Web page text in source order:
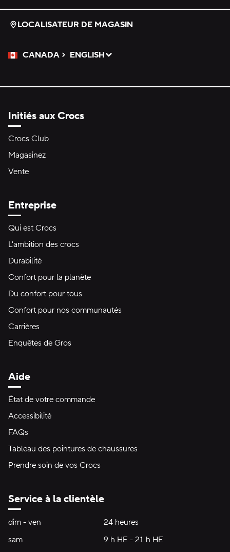
LOCALISATEUR DE MAGASIN
CANADA
Veuillez sélectionner une langue
ENGLISH
Sélectionné
Initiés aux Crocs
Crocs Club
Magasinez
Vente
Entreprise
Qui est Crocs
L'ambition des crocs
Durabilité
Confort pour la planète
Du confort pour tous
Confort pour nos communautés
Carrières
Enquêtes de Gros
Aide
État de votre commande
Accessibilité
FAQs
Tableau des pointures de chaussures
Prendre soin de vos Crocs
Service à la clientèle
Heures d'ouverture:
dim - ven dimanche à vendredi24 heures24 heures
sam
9 h HE - 21 h HE9 h HE - 21 h HE